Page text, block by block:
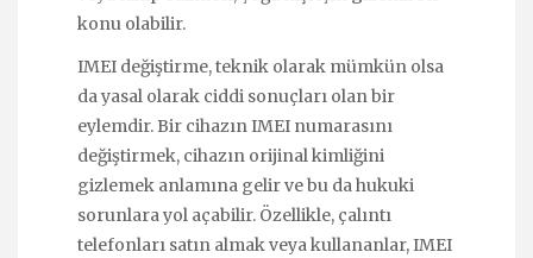
konu olabilir.
IMEI değiştirme, teknik olarak mümkün olsa
da yasal olarak ciddi sonuçları olan bir
eylemdir. Bir cihazın IMEI numarasını
değiştirmek, cihazın orijinal kimliğini
gizlemek anlamına gelir ve bu da hukuki
sorunlara yol açabilir. Özellikle, çalıntı
telefonları satın almak veya kullananlar, IMEI